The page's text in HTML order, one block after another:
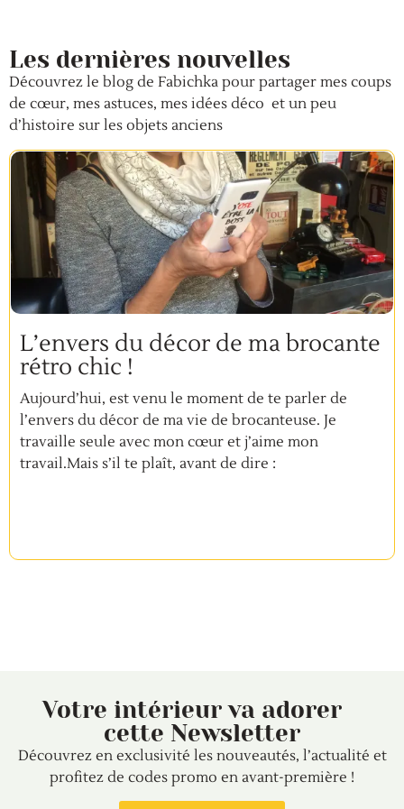
Les dernières nouvelles
Découvrez le blog de Fabichka pour partager mes coups
de cœur, mes astuces, mes idées déco et un peu
d’histoire sur les objets anciens
L’envers du décor de ma brocante
rétro chic !
Aujourd’hui, est venu le moment de te parler de
l’envers du décor de ma vie de brocanteuse. Je
travaille seule avec mon cœur et j’aime mon
travail.Mais s’il te plaît, avant de dire :
Votre intérieur va adorer
cette Newsletter
Découvrez en exclusivité les nouveautés, l’actualité et
profitez de codes promo en avant-première !